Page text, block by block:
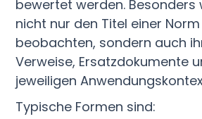
bewertet werden. Besonders
nicht nur den Titel einer Norm
beobachten, sondern auch
Verweise, Ersatzdokumente
jeweiligen
Typische Formen sind: